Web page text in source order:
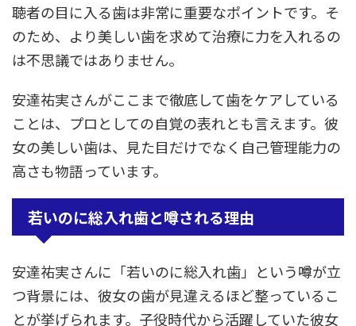
聴者の目に入る歯は非常に重要なポイントです。そ
のため、より美しい歯を求めて治療に力を入れるの
は不思議ではありません。
安達祐実さんがここまで徹底して歯をケアしている
ことは、プロとしての自覚の表れとも言えます。彼
女の美しい歯は、見た目だけでなく自己管理能力の
高さも物語っています。
若いのに総入れ歯と噂される理由
安達祐実さんに「若いのに総入れ歯」という噂が立
つ背景には、彼女の歯が見違えるほど整っているこ
とが挙げられます。子役時代から活躍していた彼女